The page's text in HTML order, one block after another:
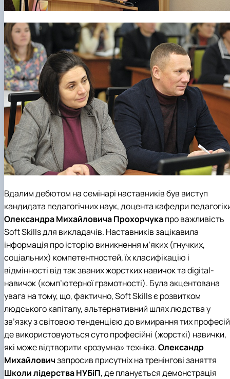
Вдалим дебютом на семінарі наставників був виступ
кандидата педагогічних наук, доцента кафедри
Олександра Михайловича Прохорчукапро важливість
Soft Skills для викладачів. Наставників зацікавила
інформація про історію виникнення м’яких (гнучких,
соціальних) компетентностей, їх класифікацію і
відмінності від так званих жорстких навичок та digital-
навичок (комп’ютерної грамотності). Була акцентована
увага на тому, що, фактично, Soft Skills є розвитком
людського капіталу, альтернативний шлях людства у
зв’язку з світовою тенденцією до вимирання тих
де використовуються суто професійні (жорсткі) навички,
які може відтворити «розумна» техніка.Олександр
Михайловичзапросив присутніх на тренінгові заняття
Школи лідерства НУБіП, де планується демонстрація